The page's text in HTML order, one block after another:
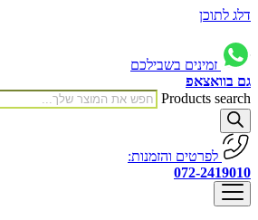
דלג לתוכן
זמינים בשבילכם
גם בוואצאפ
Products search
לפרטים והזמנות:
072-2419010